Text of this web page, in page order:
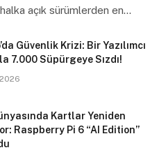
açık sürümlerden en…
Güvenlik Krizi: Bir Yazılımcı
7.000 Süpürgeye Sızdı!
Kartlar Yeniden
Raspberry Pi 6 “AI Edition”